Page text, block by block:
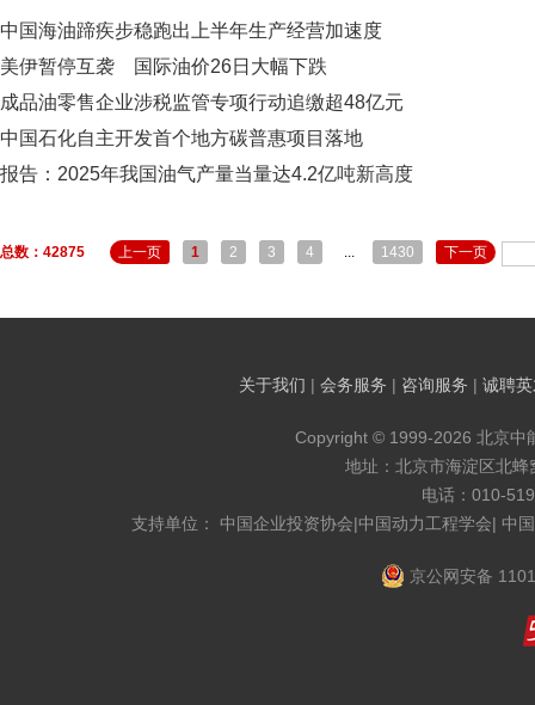
中国海油蹄疾步稳跑出上半年生产经营加速度
美伊暂停互袭 国际油价26日大幅下跌
成品油零售企业涉税监管专项行动追缴超48亿元
中国石化自主开发首个地方碳普惠项目落地
报告：2025年我国油气产量当量达4.2亿吨新高度
总数：42875 上一页 1 2 3 4 ... 1430 下一页
关于我们 | 会务服务 | 咨询服务 | 诚聘
Copyright © 1999-2026 北京中
地址：北京市海淀区北
电话：010-
支持单位： 中国企业投资协会|中国动力工程学会| 中
京公网安备